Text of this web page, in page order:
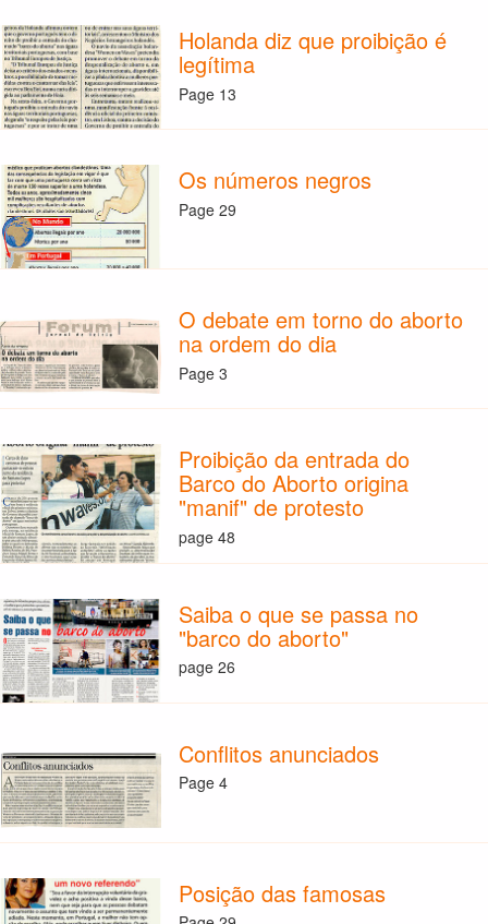
Holanda diz que proibição é
legítima
Page 13
Os números negros
Page 29
O debate em torno do aborto
na ordem do dia
Page 3
Proibição da entrada do
Barco do Aborto origina
"manif" de protesto
page 48
Saiba o que se passa no
"barco do aborto"
page 26
Conflitos anunciados
Page 4
Posição das famosas